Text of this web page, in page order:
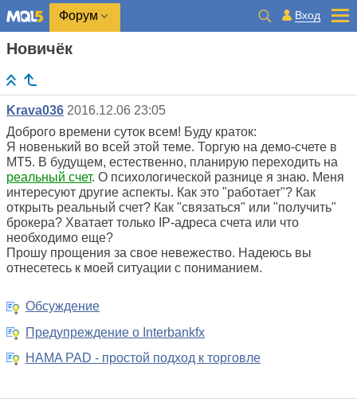
Форум Вход
Новичёк
Krava036 2016.12.06 23:05
Доброго времени суток всем! Буду краток:
Я новенький во всей этой теме. Торгую на демо-счете в
MT5. В будущем, естественно, планирую переходить на
реальный счет. О психологической разнице я знаю. Меня
интересуют другие аспекты. Как это "работает"? Как
открыть реальный счет? Как "связаться" или "получить"
брокера? Хватает только IP-адреса счета или что
необходимо еще?
Прошу прощения за свое невежество. Надеюсь вы
отнесетесь к моей ситуации с пониманием.
Обсуждение
Предупреждение о Interbankfx
HAMA PAD - простой подход к торговле